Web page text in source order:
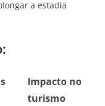
a estadia
Impacto no
turismo